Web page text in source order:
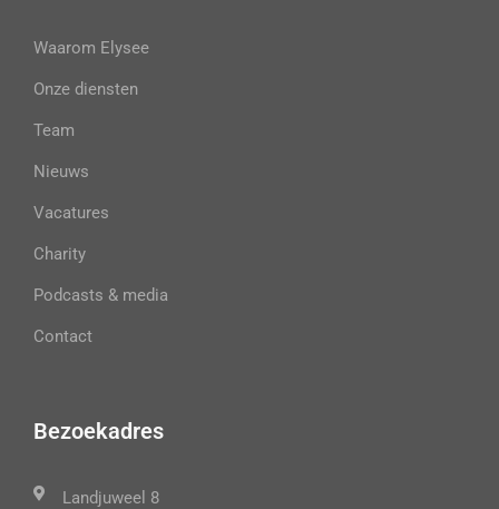
Waarom Elysee
Onze diensten
Team
Nieuws
Vacatures
Charity
Podcasts & media
Contact
Bezoekadres
Landjuweel 8